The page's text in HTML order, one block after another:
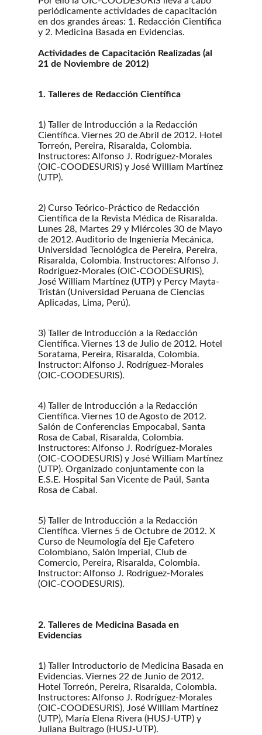
periódicamente actividades de capacitación
en dos grandes áreas: 1. Redacción Científica
y 2. Medicina Basada en Evidencias.
Actividades de Capacitación Realizadas (al
21 de Noviembre de 2012)
1. Talleres de Redacción Científica
1) Taller de Introducción a la Redacción
Científica. Viernes 20 de Abril de 2012. Hotel
Torreón, Pereira, Risaralda, Colombia.
Instructores: Alfonso J. Rodríguez-Morales
(OIC-COODESURIS) y José William Martínez
(UTP).
2) Curso Teórico-Práctico de Redacción
Científica de la Revista Médica de Risaralda.
Lunes 28, Martes 29 y Miércoles 30 de Mayo
de 2012. Auditorio de Ingeniería Mecánica,
Universidad Tecnológica de Pereira, Pereira,
Risaralda, Colombia. Instructores: Alfonso J.
Rodríguez-Morales (OIC-COODESURIS),
José William Martínez (UTP) y Percy Mayta-
Tristán (Universidad Peruana de Ciencias
Aplicadas, Lima, Perú).
3) Taller de Introducción a la Redacción
Científica. Viernes 13 de Julio de 2012. Hotel
Soratama, Pereira, Risaralda, Colombia.
Instructor: Alfonso J. Rodríguez-Morales
(OIC-COODESURIS).
4) Taller de Introducción a la Redacción
Científica. Viernes 10 de Agosto de 2012.
Salón de Conferencias Empocabal, Santa
Rosa de Cabal, Risaralda, Colombia.
Instructores: Alfonso J. Rodríguez-Morales
(OIC-COODESURIS) y José William Martínez
(UTP). Organizado conjuntamente con la
E.S.E. Hospital San Vicente de Paúl, Santa
Rosa de Cabal.
5) Taller de Introducción a la Redacción
Científica. Viernes 5 de Octubre de 2012. X
Curso de Neumología del Eje Cafetero
Colombiano, Salón Imperial, Club de
Comercio, Pereira, Risaralda, Colombia.
Instructor: Alfonso J. Rodríguez-Morales
(OIC-COODESURIS).
2. Talleres de Medicina Basada en
Evidencias
1) Taller Introductorio de Medicina Basada en
Evidencias. Viernes 22 de Junio de 2012.
Hotel Torreón, Pereira, Risaralda, Colombia.
Instructores: Alfonso J. Rodríguez-Morales
(OIC-COODESURIS), José William Martínez
(UTP), María Elena Rivera (HUSJ-UTP) y
Juliana Buitrago (HUSJ-UTP).